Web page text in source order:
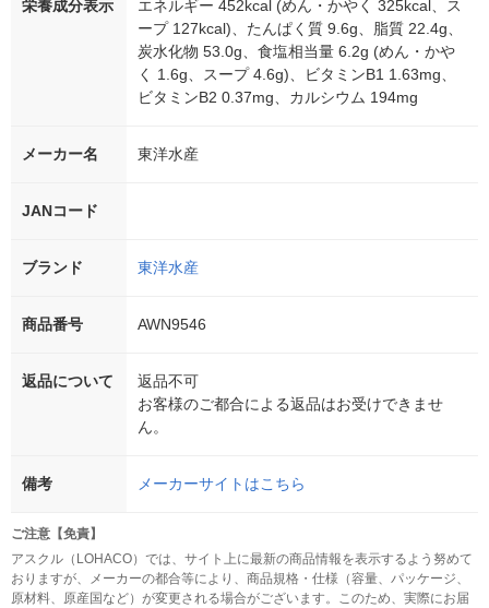
栄養成分表示
エネルギー 452kcal (めん・かやく 325kcal、ス
ープ 127kcal)、たんぱく質 9.6g、脂質 22.4g、
炭水化物 53.0g、食塩相当量 6.2g (めん・かや
く 1.6g、スープ 4.6g)、ビタミンB1 1.63mg、
ビタミンB2 0.37mg、カルシウム 194mg
メーカー名 東洋水産
JANコード
ブランド 東洋水産
商品番号 AWN9546
返品について
返品不可
お客様のご都合による返品はお受けできませ
ん。
備考 メーカーサイトはこちら
ご注意【免責】
アスクル（LOHACO）では、サイト上に最新の商品情報を表示するよう努めて
おりますが、メーカーの都合等により、商品規格・仕様（容量、パッケージ、
原材料、原産国など）が変更される場合がございます。このため、実際にお届